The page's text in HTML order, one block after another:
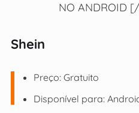
NO ANDROID
Shein
Preço: Gratuito
Disponível para: